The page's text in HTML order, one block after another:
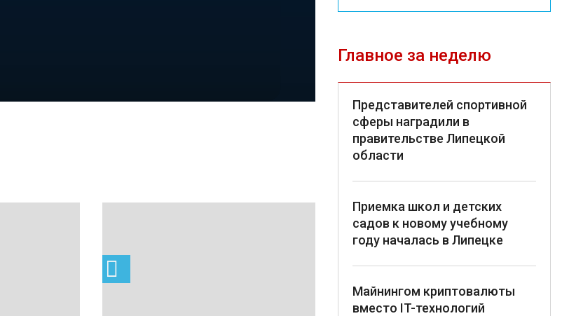
Главное за неделю
Представителей спортивной
сферы наградили в
правительстве Липецкой
области
Приемка школ и детских
садов к новому учебному
году началась в Липецке
Майнингом криптовалюты
вместо IT-технологий